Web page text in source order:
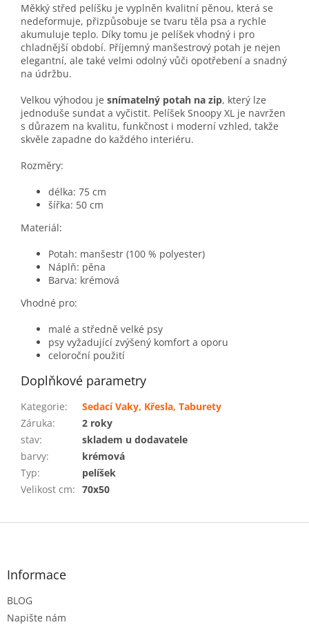
Měkký střed pelíšku je vyplněn kvalitní pěnou, která se
nedeformuje, přizpůsobuje se tvaru těla psa a rychle
akumuluje teplo. Díky tomu je pelíšek vhodný i pro
chladnější období. Příjemný manšestrový potah je nejen
elegantní, ale také velmi odolný vůči opotřebení a snadný
na údržbu.
Velkou výhodou je snímatelný potah na zip, který lze
jednoduše sundat a vyčistit. Pelíšek Snoopy XL je navržen
s důrazem na kvalitu, funkčnost i moderní vzhled, takže
skvěle zapadne do každého interiéru.
Rozměry:
délka: 75 cm
šířka: 50 cm
Materiál:
Potah: manšestr (100 % polyester)
Náplň: pěna
Barva: krémová
Vhodné pro:
malé a středně velké psy
psy vyžadující zvýšený komfort a oporu
celoroční použití
Doplňkové parametry
Kategorie:
Sedací Vaky, Křesla, Taburety
Záruka:
2 roky
stav:
skladem u dodavatele
barvy:
krémová
Typ:
pelíšek
Velikost cm: 70x50
Z
Informace
BLOG
Napište nám